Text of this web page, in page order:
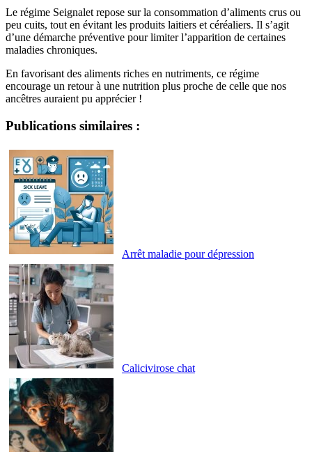
Le régime Seignalet repose sur la consommation d’aliments crus ou
peu cuits, tout en évitant les produits laitiers et céréaliers. Il s’agit
d’une démarche préventive pour limiter l’apparition de certaines
maladies chroniques.
En favorisant des aliments riches en nutriments, ce régime
encourage un retour à une nutrition plus proche de celle que nos
ancêtres auraient pu apprécier !
Publications similaires :
Arrêt maladie pour dépression
Calicivirose chat